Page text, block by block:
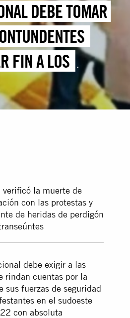
DEBE TOMAR
FIN A LOS
DERRAMAMIENTO
PROTESTAS
la muerte de
con las protestas y
de heridas de perdigón
debe exigir a las
rindan cuentas por la
sus fuerzas de seguridad
en el sudoeste
con absoluta